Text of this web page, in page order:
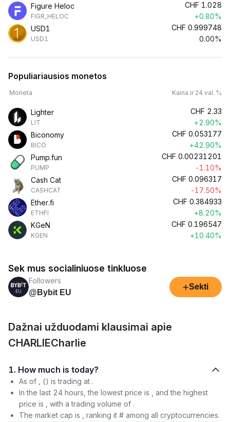
Figure Heloc
FIGR_HELOC
CHF 1.028
+0.80%
USD1
USD1
CHF 0.999748
0.00%
Populiariausios monetos
Moneta Kaina ir 24 val. %
Lighter
LIT
CHF 2.33
+2.90%
Biconomy
BICO
CHF 0.053177
+42.90%
Pump.fun
PUMP
CHF 0.00231201
-1.10%
Cash Cat
CASHCAT
CHF 0.096317
-17.50%
Ether.fi
ETHFI
CHF 0.384933
+8.20%
KGeN
KGEN
CHF 0.196547
+10.40%
Sek mus socialiniuose tinkluose
Followers
@Bybit EU
+Sekti
Dažnai užduodami klausimai apie
CHARLIECharlie
1. How much is today?
As of , () is trading at .
In the last 24 hours, the lowest price is , and the highest
price is , with a trading volume of .
The market cap is , ranking it # among all cryptocurrencies.